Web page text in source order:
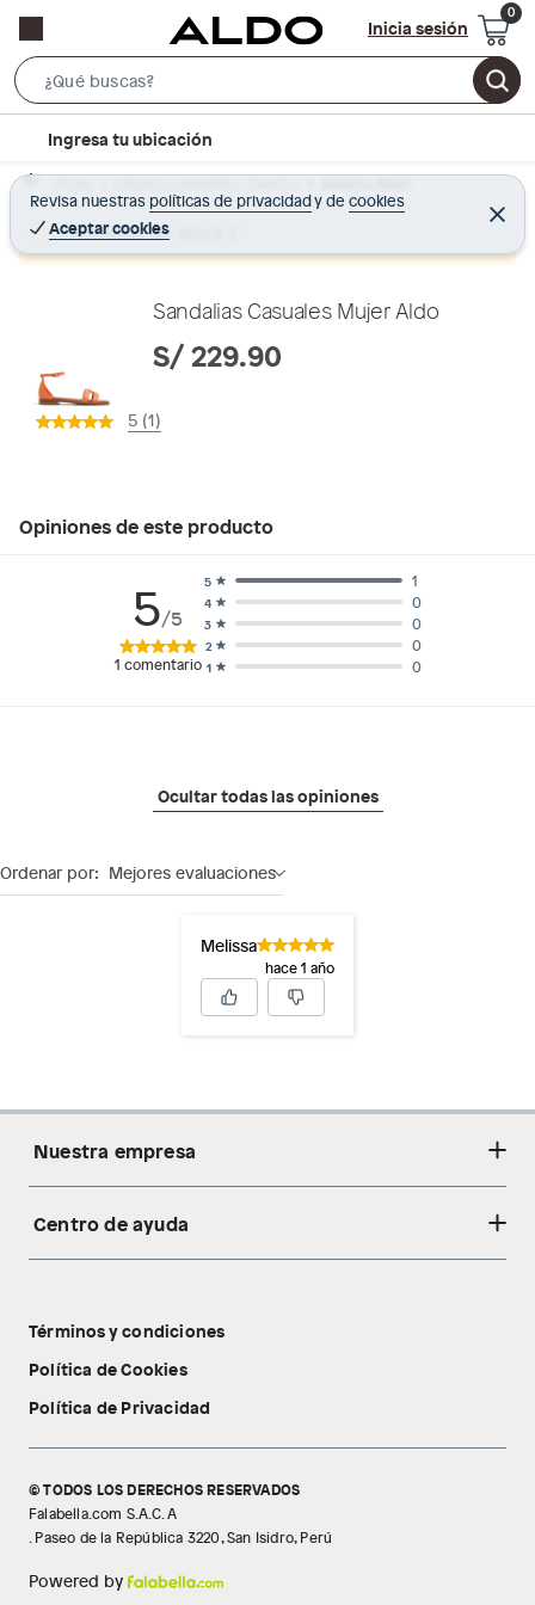
Inicia sesión
e
r
c
B
r
c
t
Ingresa tu ubicación
Revisa nuestras políticas de privacidadyde cookies
Aceptar cookies
C
e
r
Home Calzado y zapatillas - Zapatos Zapatos Mujer
Producto sin stock :(
Sandalias Casuales Mujer Aldo
S/ 229.90
5 (1)
Opiniones de este producto
5/5
1 comentario 1 0
2 0
3 0
4 0
5 1
Ocultar todas las opiniones
Ordenar por: Mejores evaluaciones
Melissa
hace 1 año
Nuestra empresa
Acerca de nosotros
Tecnología Pillow Walk
Centro de ayuda
Libro de reclamaciones
Términos y condiciones
Política de Cookies
Política de Privacidad
© TODOS LOS DERECHOS RESERVADOS
Falabella.com S.A.C. A
. Paseo de la República 3220, San Isidro, Perú
Powered by